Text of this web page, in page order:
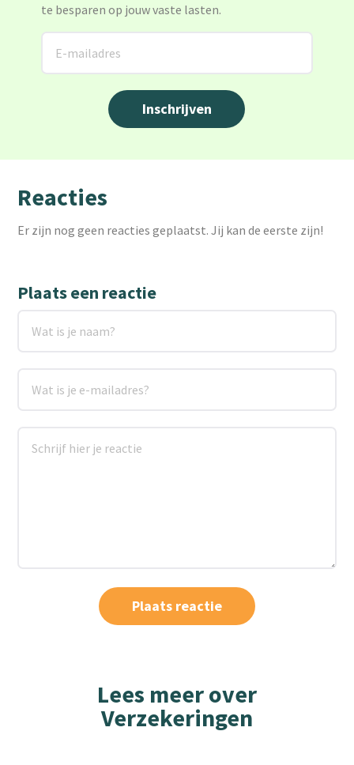
te besparen op jouw vaste lasten.
Reacties
Er zijn nog geen reacties geplaatst. Jij kan de eerste zijn!
Plaats een reactie
Lees meer over
Verzekeringen